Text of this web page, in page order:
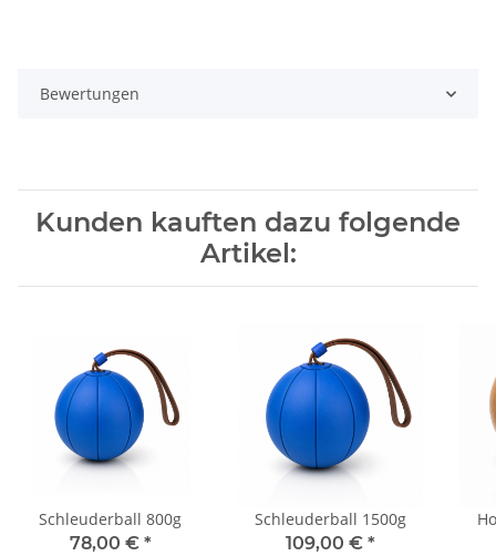
Bewertungen
Kunden kauften dazu folgende
Artikel:
Schleuderball 800g
78,00 € *
Schleuderball 1500g
109,00 € *